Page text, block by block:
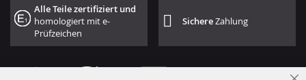
Alle Teile zertifiziert und
homologiert mit e-
Prüfzeichen
SichereZahlung